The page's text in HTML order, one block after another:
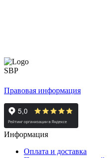
Правовая информация
Информация
Оплата и доставка